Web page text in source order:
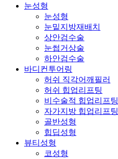
눈성형
눈성형
눈밑지방재배치
상안검수술
눈썹거상술
하안검수술
바디컨투어링
허쉬 직각어깨필러
허쉬 힙업리프팅
비수술적 힙업리프팅
자가지방 힙업리프팅
골반성형
힙딥성형
뷰티성형
코성형